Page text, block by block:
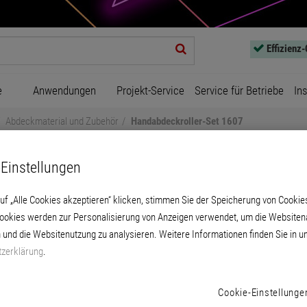
Anwendungen Projekt-Service Service für Betriebe
Abdeckmaterial und Zubehör Handabdeckroller-Set 1607
Handabdeckroller-Set 1607
für zeitsparende Maskenanfertigungen.
„Alle Cookies akzeptieren“ klicken, stimmen Sie der Speicherung von
werden zur Personalisierung von Anzeigen verwendet, um die
die Websitenutzung zu analysieren. Weitere Informationen finden Sie in
.
Cookie-